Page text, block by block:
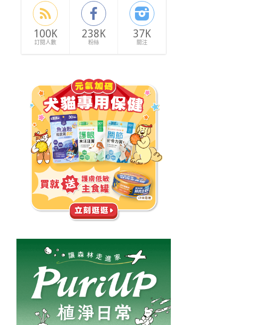
100K
訂閱人數
238K
粉絲
37K
關注